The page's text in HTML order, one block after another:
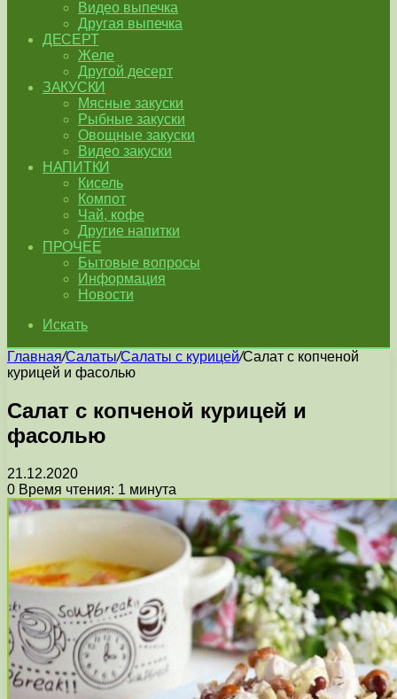
Видео выпечка
Другая выпечка
ДЕСЕРТ
Желе
Другой десерт
ЗАКУСКИ
Мясные закуски
Рыбные закуски
Овощные закуски
Видео закуски
НАПИТКИ
Кисель
Компот
Чай, кофе
Другие напитки
ПРОЧЕЕ
Бытовые вопросы
Информация
Новости
Искать
Главная/Салаты/Салаты с курицей/Салат с копченой
курицей и фасолью
Салат с копченой курицей и
фасолью
21.12.2020
0 Время чтения: 1 минута